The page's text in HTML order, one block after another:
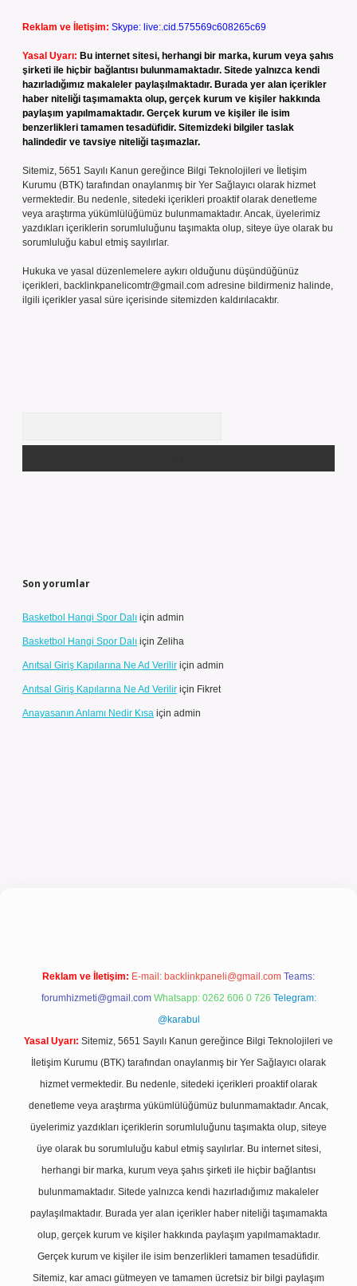
Reklam ve İletişim: Skype: live:.cid.575569c608265c69
Yasal Uyarı: Bu internet sitesi, herhangi bir marka, kurum veya şahıs
şirketi ile hiçbir bağlantısı bulunmamaktadır. Sitede yalnızca kendi
hazırladığımız makaleler paylaşılmaktadır. Burada yer alan içerikler
haber niteliği taşımamakta olup, gerçek kurum ve kişiler hakkında
paylaşım yapılmamaktadır. Gerçek kurum ve kişiler ile isim
benzerlikleri tamamen tesadüfidir. Sitemizdeki bilgiler taslak
halindedir ve tavsiye niteliği taşımazlar.
Sitemiz, 5651 Sayılı Kanun gereğince Bilgi Teknolojileri ve İletişim
Kurumu (BTK) tarafından onaylanmış bir Yer Sağlayıcı olarak hizmet
vermektedir. Bu nedenle, sitedeki içerikleri proaktif olarak denetleme
veya araştırma yükümlülüğümüz bulunmamaktadır. Ancak, üyelerimiz
yazdıkları içeriklerin sorumluluğunu taşımakta olup, siteye üye olarak bu
sorumluluğu kabul etmiş sayılırlar.
Hukuka ve yasal düzenlemelere aykırı olduğunu düşündüğünüz
içerikleri, backlinkpanelicomtr@gmail.com adresine bildirmeniz halinde,
ilgili içerikler yasal süre içerisinde sitemizden kaldırılacaktır.
Son yorumlar
Basketbol Hangi Spor Dalı için admin
Basketbol Hangi Spor Dalı için Zeliha
Anıtsal Giriş Kapılarına Ne Ad Verilir için admin
Anıtsal Giriş Kapılarına Ne Ad Verilir için Fikret
Anayasanın Anlamı Nedir Kısa için admin
Reklam ve İletişim: E-mail: backlinkpaneli@gmail.com Teams:
forumhizmeti@gmail.com Whatsapp: 0262 606 0 726 Telegram:
@karabul
Yasal Uyarı: Sitemiz, 5651 Sayılı Kanun gereğince Bilgi Teknolojileri ve
İletişim Kurumu (BTK) tarafından onaylanmış bir Yer Sağlayıcı olarak
hizmet vermektedir. Bu nedenle, sitedeki içerikleri proaktif olarak
denetleme veya araştırma yükümlülüğümüz bulunmamaktadır. Ancak,
üyelerimiz yazdıkları içeriklerin sorumluluğunu taşımakta olup, siteye
üye olarak bu sorumluluğu kabul etmiş sayılırlar. Bu internet sitesi,
herhangi bir marka, kurum veya şahıs şirketi ile hiçbir bağlantısı
bulunmamaktadır. Sitede yalnızca kendi hazırladığımız makaleler
paylaşılmaktadır. Burada yer alan içerikler haber niteliği taşımamakta
olup, gerçek kurum ve kişiler hakkında paylaşım yapılmamaktadır.
Gerçek kurum ve kişiler ile isim benzerlikleri tamamen tesadüfidir.
Sitemiz, kar amacı gütmeyen ve tamamen ücretsiz bir bilgi paylaşım